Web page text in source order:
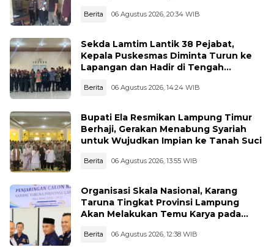
Berita 06 Agustus 2026, 20:34 WIB
Sekda Lamtim Lantik 38 Pejabat,
Kepala Puskesmas Diminta Turun ke
Lapangan dan Hadir di Tengah
Berita 06 Agustus 2026, 14:24 WIB
Bupati Ela Resmikan Lampung Timur
Berhaji, Gerakan Menabung Syariah
untuk Wujudkan Impian ke Tanah Suci
Berita 06 Agustus 2026, 13:55 WIB
Organisasi Skala Nasional, Karang
Taruna Tingkat Provinsi Lampung
Akan Melakukan Temu Karya pada
Berita 06 Agustus 2026, 12:38 WIB